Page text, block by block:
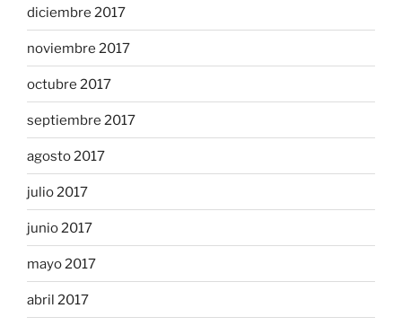
diciembre 2017
noviembre 2017
octubre 2017
septiembre 2017
agosto 2017
julio 2017
junio 2017
mayo 2017
abril 2017